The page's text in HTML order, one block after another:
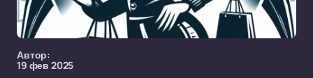
Автор:
19 фев 2025